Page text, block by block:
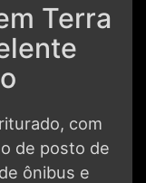
Terra
com
de posto de
ônibus e